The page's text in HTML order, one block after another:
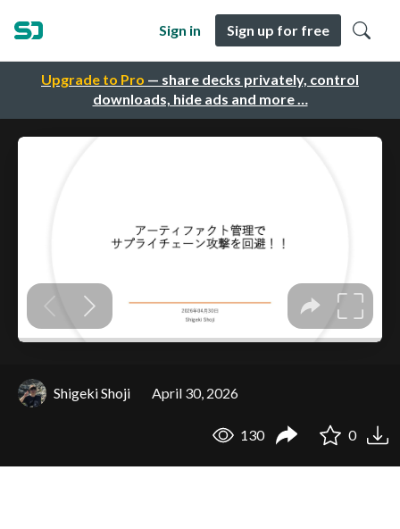
Upgrade to Pro — share decks privately, control
downloads, hide ads and more …
Sign in Sign up for free
Shigeki Shoji April 30, 2026
130 0